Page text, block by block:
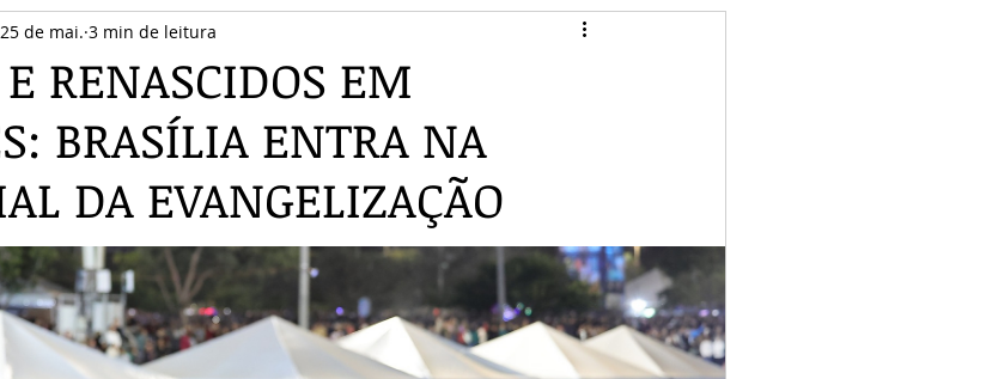
Saúde Diversos
RENASCIDOS EM
BRASÍLIA ENTRA NA
DA EVANGELIZAÇÃO
25 de mai. 3 min de leitura